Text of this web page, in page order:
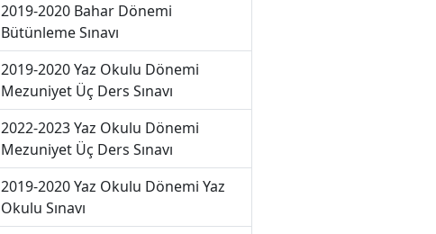
2019-2020 Bahar Dönemi
Bütünleme Sınavı
2019-2020 Yaz Okulu Dönemi
Mezuniyet Üç Ders Sınavı
2022-2023 Yaz Okulu Dönemi
Mezuniyet Üç Ders Sınavı
2019-2020 Yaz Okulu Dönemi Yaz
Okulu Sınavı